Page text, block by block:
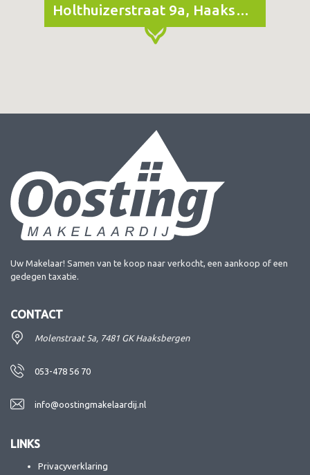
Holthuizerstraat 9a, Haaksbergen
Uw Makelaar! Samen van te koop naar verkocht, een aankoop of een
gedegen taxatie.
CONTACT
Molenstraat 5a, 7481 GK Haaksbergen
053-478 56 70
info@oostingmakelaardij.nl
LINKS
Privacyverklaring